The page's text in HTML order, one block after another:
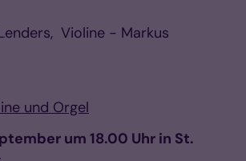
Violine - Markus
und Orgel
um 18.00 Uhr in St.